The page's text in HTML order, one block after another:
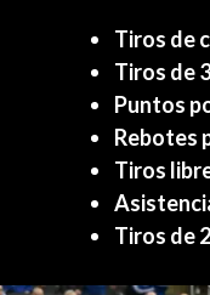
Tiros de
Tiros de
Puntos
Rebotes
Tiros
Tiros de